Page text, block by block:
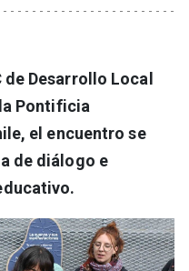
de Desarrollo Local
Pontificia
el encuentro se
de diálogo e